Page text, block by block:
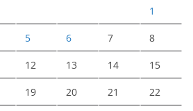
1
5 6 7 8
12 13 14 15
19 20 21 22